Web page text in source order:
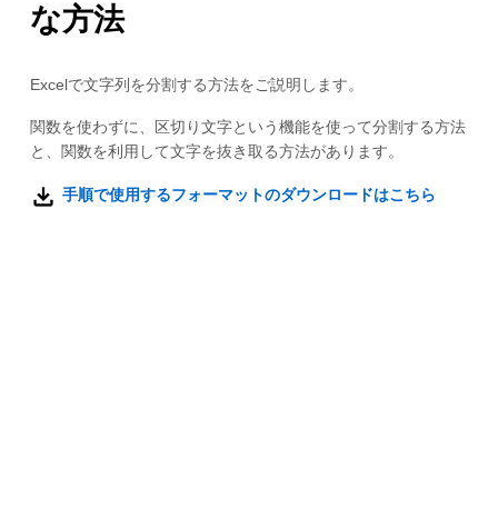
な方法
Excelで文字列を分割する方法をご説明します。
関数を使わずに、区切り文字という機能を使って分割する方法
と、関数を利用して文字を抜き取る方法があります。
手順で使用するフォーマットのダウンロードはこちら